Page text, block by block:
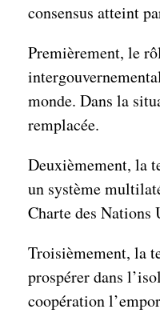
consensus atteint
Premièrement, le
monde. Dans la
remplacée.
Deuxièmement, la
un système
Charte des
Troisièmement, la
prospérer dans
coopération